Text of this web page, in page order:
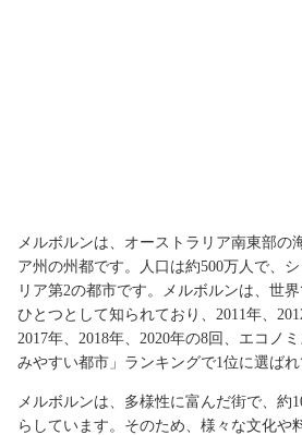
メルボルンは、オーストラリア南東部の
ア州の州都です。人口は約500万人で、
リア第2の都市です。メルボルンは、世
ひとつとして知られており、2011年、
2017年、2018年、2020年の8回、エコノ
みやすい都市」ランキングで1位に選ばれ
メルボルンは、多様性に富んだ街で、約
らしています。そのため、様々な文化や